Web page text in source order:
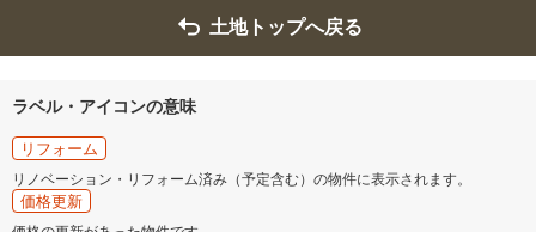
土地トップへ戻る
ラベル・アイコンの意味
リフォーム
リノベーション・リフォーム済み（予定含む）の物件に表示されます。
価格更新